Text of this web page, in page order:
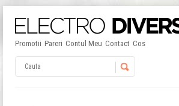
Promotii Pareri Contul Meu Contact Cos